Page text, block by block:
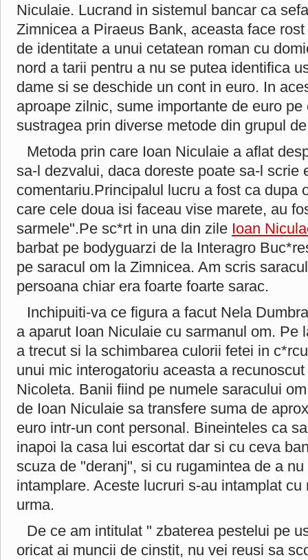
Niculaie. Lucrand in sistemul bancar ca
Zimnicea a Piraeus Bank, aceasta face
de identitate a unui cetatean roman cu
nord a tarii pentru a nu se putea identifica
dame si se deschide un cont in euro. In
aproape zilnic, sume importante de euro
sustragea prin diverse metode din grupul
Metoda prin care Ioan Niculaie a aflat
sa-l dezvalui, daca doreste poate sa-l scrie
comentariu.Principalul lucru a fost ca dupa
care cele doua isi faceau vise marete, au
sarmele".Pe sc*rt in una din zile Ioan
barbat pe bodyguarzi de la Interagro
pe saracul om la Zimnicea. Am scris
persoana chiar era foarte foarte sarac.
Inchipuiti-va ce figura a facut Nela
a aparut Ioan Niculaie cu sarmanul om. Pe
a trecut si la schimbarea culorii fetei in
unui mic interogatoriu aceasta a
Nicoleta. Banii fiind pe numele saracului
de Ioan Niculaie sa transfere suma de
euro intr-un cont personal. Bineinteles ca
inapoi la casa lui escortat dar si cu ceva
scuza de "deranj", si cu rugamintea de a
intamplare. Aceste lucruri s-au intamplat
urma.
De ce am intitulat " zbaterea pestelui pe
oricat ai muncii de cinstit, nu vei reusi sa